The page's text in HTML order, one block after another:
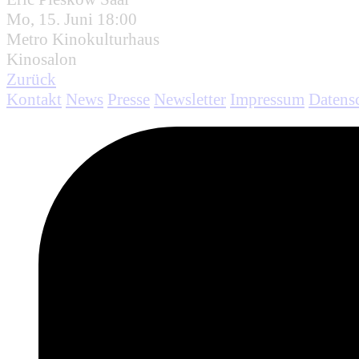
Mo, 15. Juni 18:00
Metro Kinokulturhaus
Kinosalon
Zurück
Kontakt News Presse Newsletter Impressum